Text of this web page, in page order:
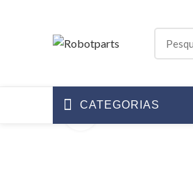
CATEGORIAS